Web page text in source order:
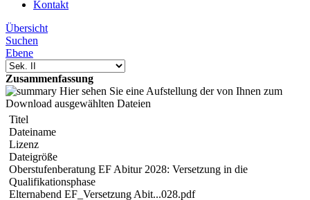
Kontakt
Übersicht
Suchen
Ebene
Zusammenfassung
Hier sehen Sie eine Aufstellung der von Ihnen zum
Download ausgewählten Dateien
Titel
Dateiname
Lizenz
Dateigröße
Oberstufenberatung EF Abitur 2028: Versetzung in die
Qualifikationsphase
Elternabend EF_Versetzung Abit...028.pdf